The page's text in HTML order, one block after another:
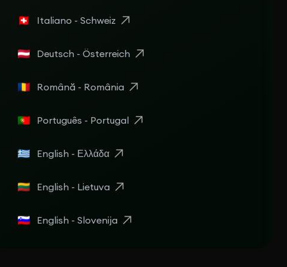
Italiano - Schweiz
Deutsch - Österreich
Română - România
Português - Portugal
English - Ελλάδα
English - Lietuva
English - Slovenija